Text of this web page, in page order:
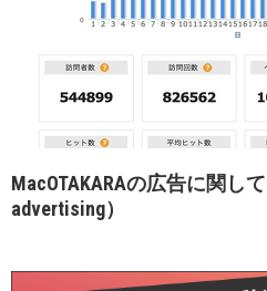
MacOTAKARAの広告に関し
advertising）